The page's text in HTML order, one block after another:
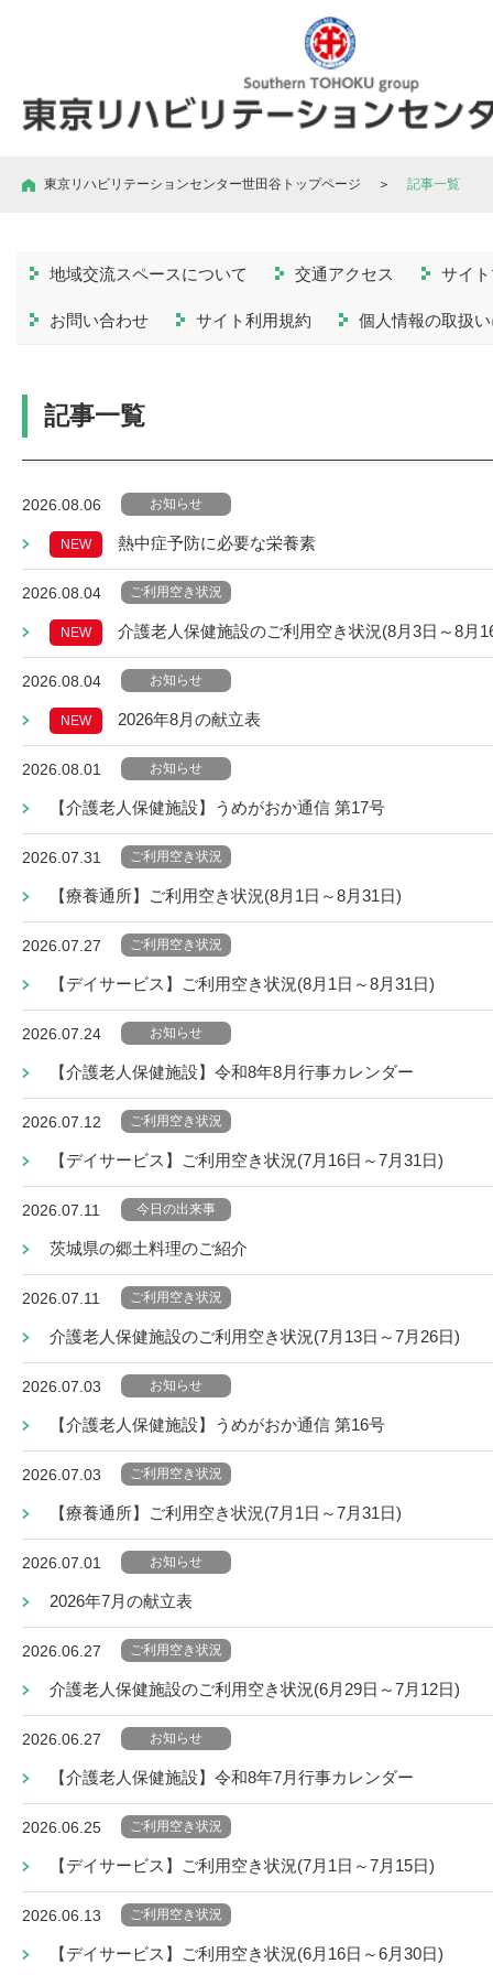
東京リハビリテーションセンター世田谷トップページ ＞ 記事一覧
地域交流スペースについて 交通アクセス サイ
お問い合わせ サイト利用規約 個人情報の取扱
記事一覧
2026.08.06 お知らせ
NEW 熱中症予防に必要な栄養素
2026.08.04 ご利用空き状況
NEW 介護老人保健施設のご利用空き状況(8月3日～8月
2026.08.04 お知らせ
NEW 2026年8月の献立表
2026.08.01 お知らせ
【介護老人保健施設】うめがおか通信 第17号
2026.07.31 ご利用空き状況
【療養通所】ご利用空き状況(8月1日～8月31日)
2026.07.27 ご利用空き状況
【デイサービス】ご利用空き状況(8月1日～8月31日)
2026.07.24 お知らせ
【介護老人保健施設】令和8年8月行事カレンダー
2026.07.12 ご利用空き状況
【デイサービス】ご利用空き状況(7月16日～7月31日)
2026.07.11 今日の出来事
茨城県の郷土料理のご紹介
2026.07.11 ご利用空き状況
介護老人保健施設のご利用空き状況(7月13日～7月26日)
2026.07.03 お知らせ
【介護老人保健施設】うめがおか通信 第16号
2026.07.03 ご利用空き状況
【療養通所】ご利用空き状況(7月1日～7月31日)
2026.07.01 お知らせ
2026年7月の献立表
2026.06.27 ご利用空き状況
介護老人保健施設のご利用空き状況(6月29日～7月12日)
2026.06.27 お知らせ
【介護老人保健施設】令和8年7月行事カレンダー
2026.06.25 ご利用空き状況
【デイサービス】ご利用空き状況(7月1日～7月15日)
2026.06.13 ご利用空き状況
【デイサービス】ご利用空き状況(6月16日～6月30日)